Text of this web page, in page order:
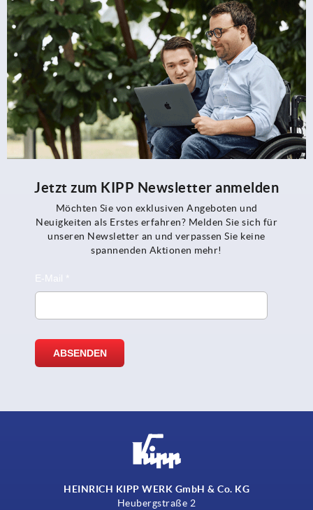
Jetzt zum KIPP Newsletter anmelden
Möchten Sie von exklusiven Angeboten und
Neuigkeiten als Erstes erfahren? Melden Sie sich für
unseren Newsletter an und verpassen Sie keine
spannenden Aktionen mehr!
HEINRICH KIPP WERK GmbH & Co. KG
Heubergstraße 2